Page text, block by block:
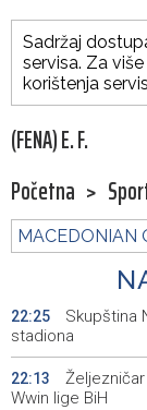
Sadržaj
servisa. Za
korištenja
(FENA) E. F.
Početna >
MACEDONIAN
22:25
Skupština
stadiona
22:13
Wwin lige BiH